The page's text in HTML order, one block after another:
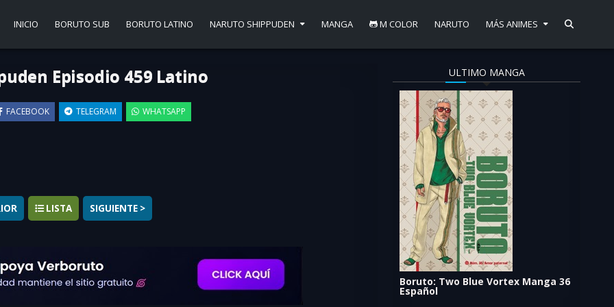
INICIO BORUTO SUB BORUTO LATINO NARUTO SHIPPUDEN MANGA M COLOR NARUTO MÁS ANIMES
Episodio 459 Latino
FACEBOOK TELEGRAM WHATSAPP
▶
LISTA SIGUIENTE >
ULTIMO MANGA
Boruto: Two Blue Vortex Manga 36
Español